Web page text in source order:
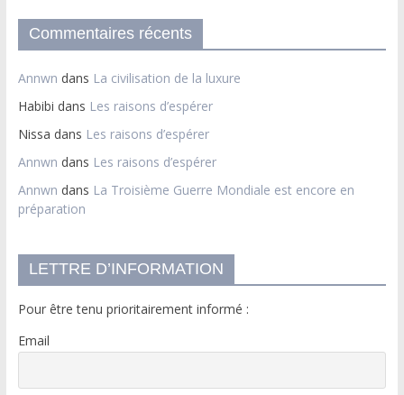
Commentaires récents
Annwn dans La civilisation de la luxure
Habibi dans Les raisons d’espérer
Nissa dans Les raisons d’espérer
Annwn dans Les raisons d’espérer
Annwn dans La Troisième Guerre Mondiale est encore en
préparation
LETTRE D’INFORMATION
Pour être tenu prioritairement informé :
Email